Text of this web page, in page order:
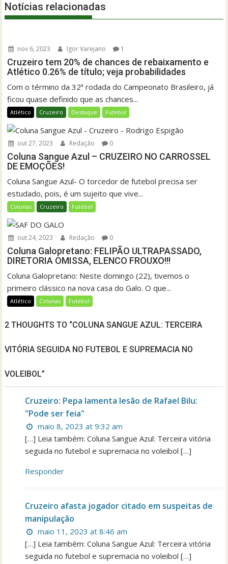
Notícias relacionadas
nov 6, 2023 Igor Varejano 1
Cruzeiro tem 20% de chances de rebaixamento e
Atlético 0.26% de título; veja probabilidades
Com o término da 32ª rodada do Campeonato Brasileiro, já
ficou quase definido que as chances...
Atlético Cruzeiro Destaque Futebol
out 27, 2023 Redação 0
Coluna Sangue Azul – CRUZEIRO NO CARROSSEL
DE EMOÇÕES!
Coluna Sangue Azul- O torcedor de futebol precisa ser
estudado, pois, é um sujeito que vive...
Colunas Cruzeiro Futebol
out 24, 2023 Redação 0
Coluna Galopretano: FELIPÃO ULTRAPASSADO,
DIRETORIA OMISSA, ELENCO FROUXO!!!
Coluna Galopretano: Neste domingo (22), tivemos o
primeiro clássico na nova casa do Galo. O que...
Atlético Colunas Futebol
2 THOUGHTS TO “COLUNA SANGUE AZUL: TERCEIRA
VITÓRIA SEGUIDA NO FUTEBOL E SUPREMACIA NO
VOLEIBOL”
Cruzeiro: Pepa lamenta lesão de Rafael Bilu:
"Pode ser feia"
maio 8, 2023 at 9:32 am
[…] Leia também: Coluna Sangue Azul: Terceira vitória
seguida no futebol e supremacia no voleibol […]
Responder
Cruzeiro afasta jogador citado em suspeitas de
manipulação
maio 11, 2023 at 8:46 am
[…] Leia também: Coluna Sangue Azul: Terceira vitória
seguida no futebol e supremacia no voleibol […]